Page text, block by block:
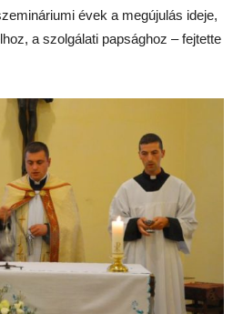
évek a megújulás ideje,
a szolgálati papsághoz – fejtette